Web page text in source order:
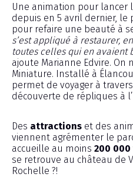
Une animation pour lancer
depuis en 5 avril dernier, le
pour refaire une beauté à
s’est appliqué à restaurer,
toutes celles qui en avaient
ajoute Marianne Edvire. On
Miniature. Installé à
permet de voyager à
découverte de répliques à
Des attractions et des
viennent agrémenter le
accueille au moins 200
se retrouve au château de
Rochelle ?!